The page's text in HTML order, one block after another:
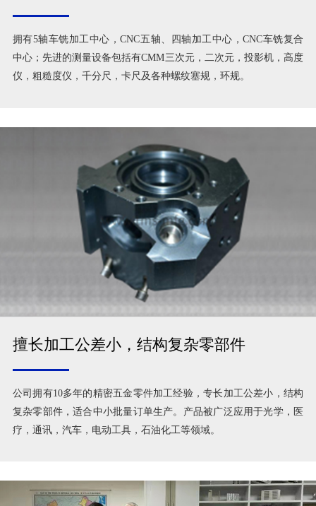
拥有5轴车铣加工中心，CNC五轴、四轴加工中心，CNC车铣复合
中心；先进的测量设备包括有CMM三次元，二次元，投影机，高度
仪，粗糙度仪，千分尺，卡尺及各种螺纹塞规，环规。
擅长加工公差小，结构复杂零部件
公司拥有10多年的精密五金零件加工经验，专长加工公差小，结构
复杂零部件，适合中小批量订单生产。产品被广泛应用于光学，医
疗，通讯，汽车，电动工具，石油化工等领域。